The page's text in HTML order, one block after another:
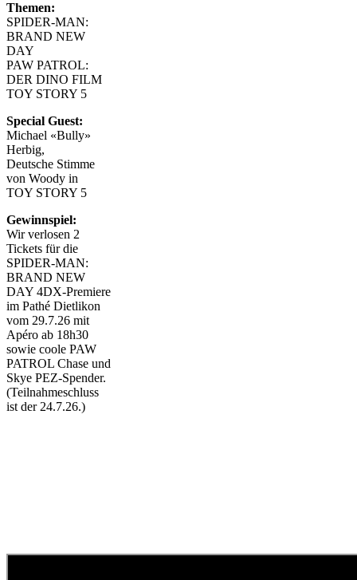
Themen:
SPIDER-MAN:
BRAND NEW
DAY
PAW PATROL:
DER DINO FILM
TOY STORY 5
Special Guest:
Michael «Bully»
Herbig,
Deutsche Stimme
von Woody in
TOY STORY 5
Gewinnspiel:
Wir verlosen 2
Tickets für die
SPIDER-MAN:
BRAND NEW
DAY 4DX-Premiere
im Pathé Dietlikon
vom 29.7.26 mit
Apéro ab 18h30
sowie coole PAW
PATROL Chase und
Skye PEZ-Spender.
(Teilnahmeschluss
ist der 24.7.26.)